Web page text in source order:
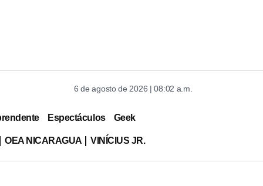
6 de agosto de 2026 | 08:02 a.m.
Espectáculos Geek
OEA NICARAGUA VINÍCIUS JR.